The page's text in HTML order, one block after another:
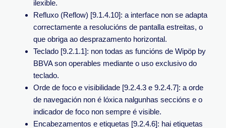
ilexible.
Refluxo (Reflow) [9.1.4.10]: a interface non se adapta
correctamente a resolucións de pantalla estreitas, o
que obriga ao desprazamento horizontal.
Teclado [9.2.1.1]: non todas as funcións de Wipöp by
BBVA son operables mediante o uso exclusivo do
teclado.
Orde de foco e visibilidade [9.2.4.3 e 9.2.4.7]: a orde
de navegación non é lóxica nalgunhas seccións e o
indicador de foco non sempre é visible.
Encabezamentos e etiquetas [9.2.4.6]: hai etiquetas